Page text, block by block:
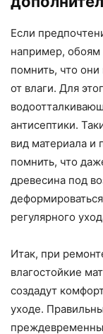
Если
например,
помнить, что
от влаги. Для
антисептики.
вид материала и
помнить, что
древесина под
регулярного
Итак, при
влагостойкие
создадут
уходе.